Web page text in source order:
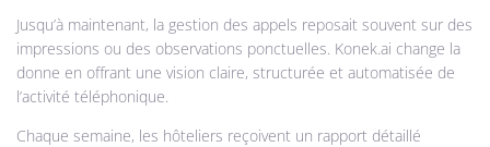
Jusqu’à maintenant, la gestion des appels reposait souvent sur des
impressions ou des observations ponctuelles. Konek.ai change la
donne en offrant une vision claire, structurée et automatisée de
l’activité téléphonique.
Chaque semaine, les hôteliers reçoivent un rapport détaillé